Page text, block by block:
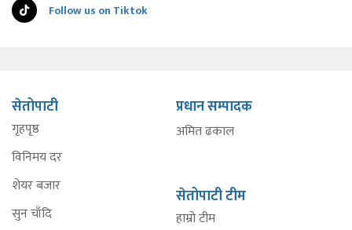
Follow us on Tiktok
सेतोपाटी
गृहपृष्ठ
विनिमय दर
शेयर बजार
सुन चाँदि
प्रधान सम्पादक
अमित ढकाल
सेतोपाटी टीम
हाम्रो टीम